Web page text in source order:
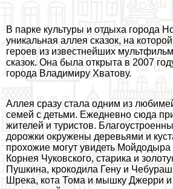
В парке культуры и отдыха города
уникальная аллея сказок, на
героев из известнейших
сказок. Она была открыта в 2007
города Владимиру Хватову.
Аллея сразу стала одним из
семей с детьми. Ежедневно сюда
жителей и туристов.
дорожки окружены деревьями и
прохожие могут увидеть Мойдодыра
Корнея Чуковского, старика и
Пушкина, крокодила Гену и
Шрека, кота Тома и мышку Джерри и